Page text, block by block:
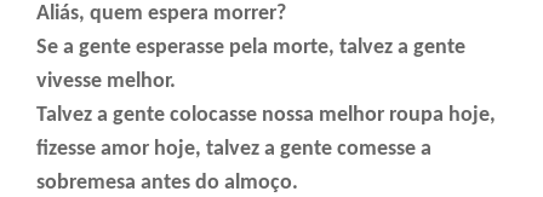
Aliás, quem espera morrer?⠀
Se a gente esperasse pela morte, talvez a gente
vivesse melhor.⠀
Talvez a gente colocasse nossa melhor roupa hoje,
fizesse amor hoje, talvez a gente comesse a
sobremesa antes do almoço.⠀